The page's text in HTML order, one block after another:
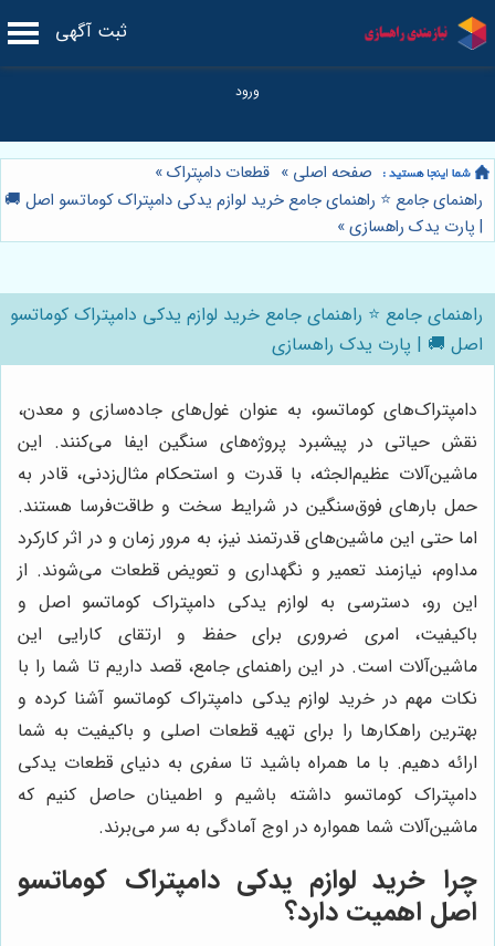
ثبت آگهی
صفحه اصلی » قطعات دامپتراک»
راهنمای جامع ⭐️ راهنمای جامع خرید لوازم یدکی دامپتراک کوماتسو اصل 🚚
| پارت یدک راهسازی»
راهنمای جامع ⭐️ راهنمای جامع خرید لوازم یدکی دامپتراک کوماتسو
اصل 🚚 | پارت یدک راهسازی
دامپتراک‌های کوماتسو، به عنوان غول‌های جاده‌سازی و معدن،
نقش حیاتی در پیشبرد پروژه‌های سنگین ایفا می‌کنند. این
ماشین‌آلات عظیم‌الجثه، با قدرت و استحکام مثال‌زدنی، قادر به
حمل بارهای فوق‌سنگین در شرایط سخت و طاقت‌فرسا هستند.
اما حتی این ماشین‌های قدرتمند نیز، به مرور زمان و در اثر کارکرد
مداوم، نیازمند تعمیر و نگهداری و تعویض قطعات می‌شوند. از
این رو، دسترسی به لوازم یدکی دامپتراک کوماتسو اصل و
باکیفیت، امری ضروری برای حفظ و ارتقای کارایی این
ماشین‌آلات است. در این راهنمای جامع، قصد داریم تا شما را با
نکات مهم در خرید لوازم یدکی دامپتراک کوماتسو آشنا کرده و
بهترین راهکارها را برای تهیه قطعات اصلی و باکیفیت به شما
ارائه دهیم. با ما همراه باشید تا سفری به دنیای قطعات یدکی
دامپتراک کوماتسو داشته باشیم و اطمینان حاصل کنیم که
ماشین‌آلات شما همواره در اوج آمادگی به سر می‌برند.
چرا خرید لوازم یدکی دامپتراک کوماتسو
اصل اهمیت دارد؟